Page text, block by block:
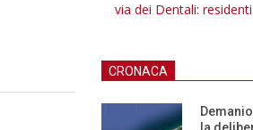
via dei Dentali:
CRONACA